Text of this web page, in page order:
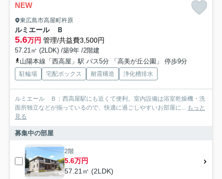
NEW
東広島市高屋町杵原
ルミエール Ｂ
5.6万円 管理/共益費3,500円
57.21㎡ (2LDK) /築9年 /2階建
山陽本線「西高屋」駅 バス5分 「高美が丘公園」 停歩9分
駐輪場 宅配ボックス 耐震構造 浄化槽排水
ルミエール Ｂ：西高屋駅にも近くて便利。室内設備は浴室乾燥機・洗
面所独立などが揃っているので、快適に過ごしやすいお部屋に...
もっと
見る
募集中の部屋
2階
5.6万円
57.21㎡ (2LDK)